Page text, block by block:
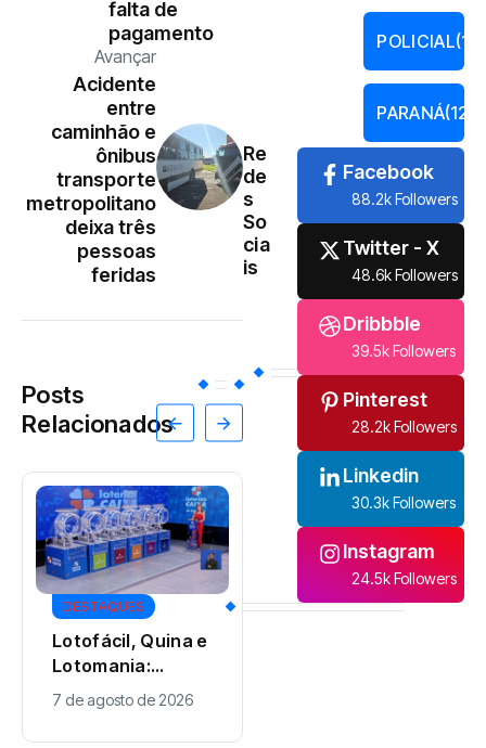
falta de
pagamento
Avançar
Acidente
entre
caminhão e
ônibus
transporte
metropolitano
deixa três
pessoas
feridas
Posts
Relacionados
DESTAQUES
Lotofácil, Quina e
Lotomania:
confira os
resultados dos
concursos desta
7 de agosto de 2026
POLICIAL
PARANÁ(121)
Re
de
s
So
cia
is
Facebook
88.2k Followers
Twitter - X
48.6k Followers
Dribbble
39.5k Followers
Pinterest
28.2k Followers
Linkedin
30.3k Followers
Instagram
24.5k Followers